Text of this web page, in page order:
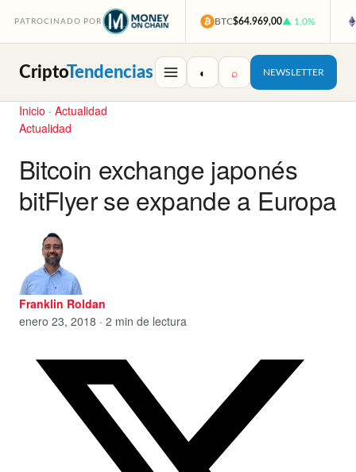
PATROCINADO POR BTC$64.969,00▲ 1,0%
CriptoTendencias ◐ ⌕ NEWSLETTER
Inicio · Actualidad
Actualidad
Bitcoin exchange japonés
bitFlyer se expande a Europa
Franklin Roldan
enero 23, 2018 · 2 min de lectura